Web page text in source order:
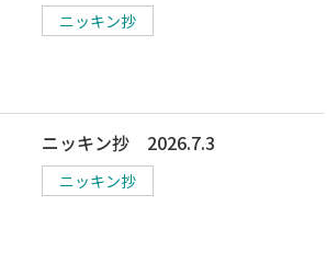
ニッキン抄
ニッキン抄 2026.7.3
ニッキン抄